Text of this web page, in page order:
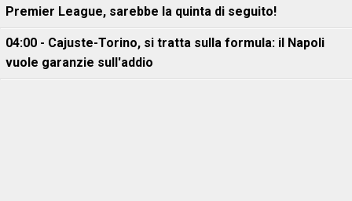
Premier League, sarebbe la quinta di seguito!
04:00 - Cajuste-Torino, si tratta sulla formula: il Napoli
vuole garanzie sull'addio